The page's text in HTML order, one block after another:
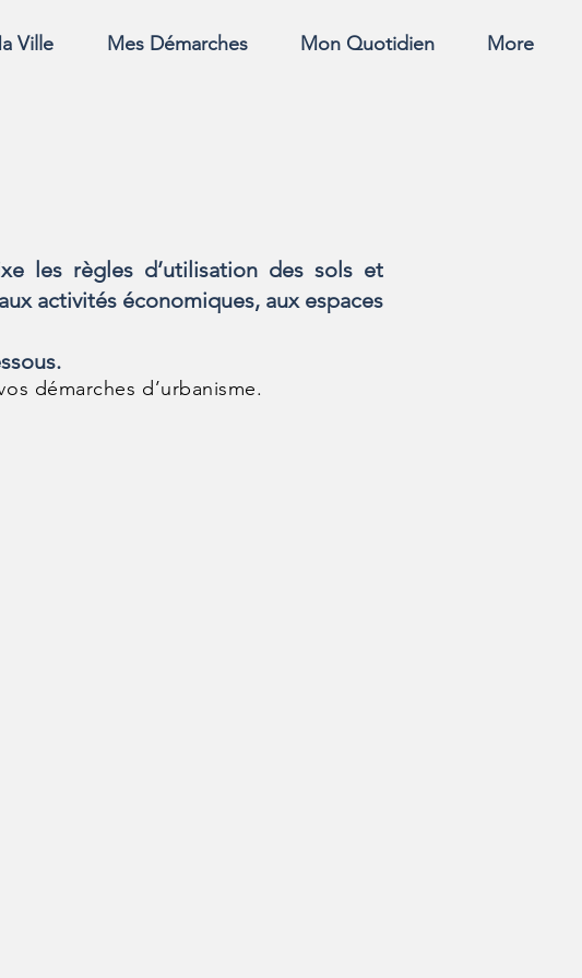
Ville Mes Démarches Mon Quotidien More
les règles d’utilisation des sols et
activités économiques, aux espaces
démarches d’urbanisme.